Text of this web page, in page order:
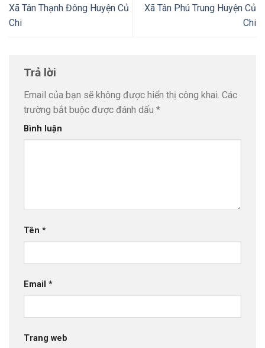
Xã Tân Thạnh Đông Huyện Củ
Chi
Xã Tân Phú Trung Huyện Củ
Chi
Trả lời
Email của bạn sẽ không được hiển thị công khai. Các
trường bắt buộc được đánh dấu *
Bình luận
Tên *
Email *
Trang web